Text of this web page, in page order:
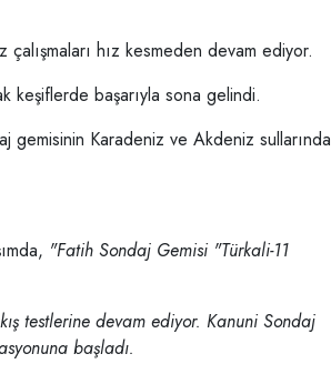
hız kesmeden devam ediyor.
keşiflerde başarıyla sona gelindi.
gemisinin Karadeniz ve Akdeniz sullarında
"Fatih Sondaj Gemisi "Türkali-11
testlerine devam ediyor. Kanuni Sondaj
başladı.